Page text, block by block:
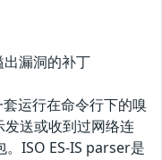
漏洞的补丁
运行在命令行下的嗅
送或收到过网络连
ISO ES-IS parser是